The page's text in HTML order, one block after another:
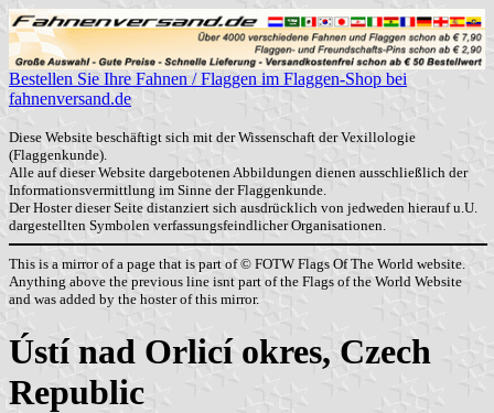
Bestellen Sie Ihre Fahnen / Flaggen im Flaggen-Shop bei
fahnenversand.de
Diese Website beschäftigt sich mit der Wissenschaft der Vexillologie
(Flaggenkunde).
Alle auf dieser Website dargebotenen Abbildungen dienen ausschließlich der
Informationsvermittlung im Sinne der Flaggenkunde.
Der Hoster dieser Seite distanziert sich ausdrücklich von jedweden hierauf u.U.
dargestellten Symbolen verfassungsfeindlicher Organisationen.
This is a mirror of a page that is part of © FOTW Flags Of The World website.
Anything above the previous line isnt part of the Flags of the World Website
and was added by the hoster of this mirror.
Ústí nad Orlicí okres, Czech
Republic